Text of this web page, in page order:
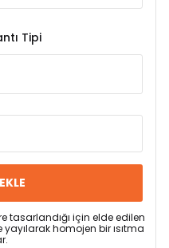
Tipi
tasarlandığı için elde edilen
homojen bir ısıtma